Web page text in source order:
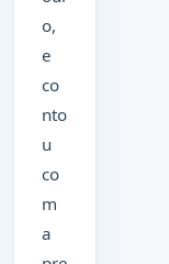
o,
e
co
nto
u
co
m
a